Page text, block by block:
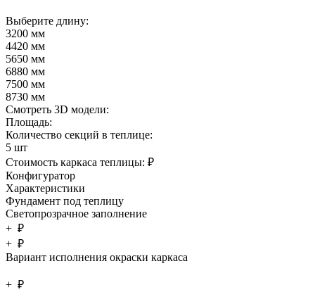
Выберите длину:
3200 мм
4420 мм
5650 мм
6880 мм
7500 мм
8730 мм
Смотреть 3D модели:
Площадь:
Количество секций в теплице:
5 шт
Стоимость каркаса теплицы: ₽
Конфигуратор
Характеристики
Фундамент под теплицу
Светопрозрачное заполнение
+ ₽
+ ₽
Вариант исполнения окраски каркаса
+ ₽